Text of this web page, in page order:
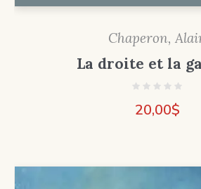
Chaperon,
La droite et la
20,00$